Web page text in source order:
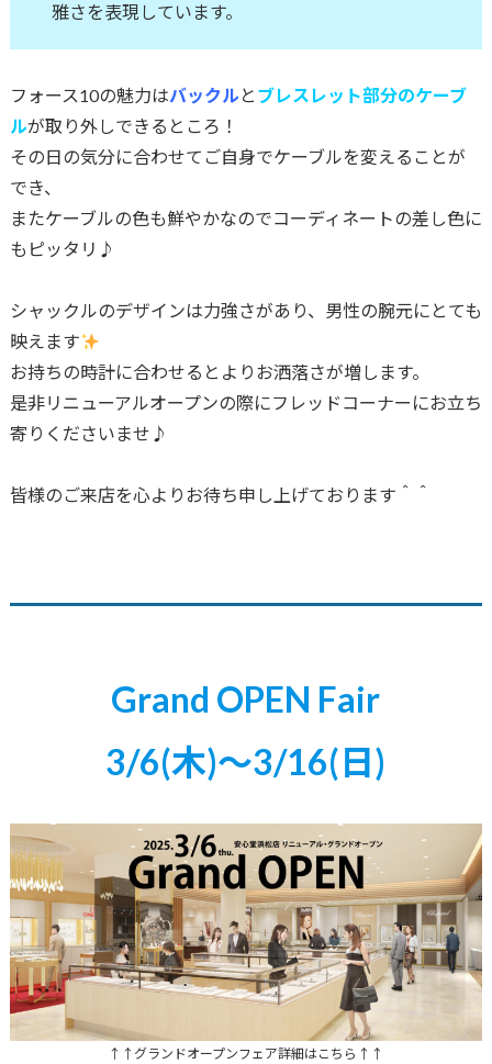
雅さを表現しています。
フォース10の魅力はバックル と ブレスレット部分のケーブ
ルが取り外しできるところ！
その日の気分に合わせてご自身でケーブルを変えることが
でき、
またケーブルの色も鮮やかなのでコーディネートの差し色に
もピッタリ♪
シャックルのデザインは力強さがあり、男性の腕元にとても
映えます
お持ちの時計に合わせるとよりお洒落さが増します。
是非リニューアルオープンの際にフレッドコーナーにお立ち
寄りくださいませ♪
皆様のご来店を心よりお待ち申し上げております＾＾
Grand OPEN Fair
3/6(木)〜3/16(日)
↑↑グランドオープンフェア詳細はこちら↑↑